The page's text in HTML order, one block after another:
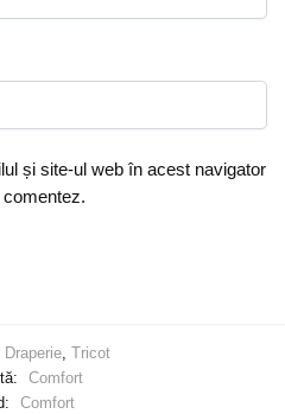
și site-ul web în acest navigator
Draperie, Tricot
Comfort
Comfort